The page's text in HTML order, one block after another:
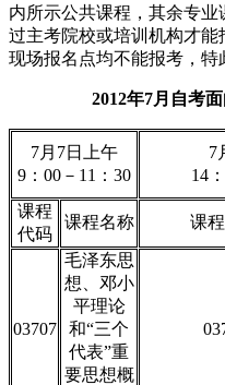
内所示公共课程，其余专
过主考院校或培训机构才能
现场报名点均不能报考，特
2012年7月自考
7月7日上午
9：00－11：30
7
14
课程
代码
课程名称 课
03707
毛泽东思
想、邓小
平理论
和“三个
代表”重
要思想概